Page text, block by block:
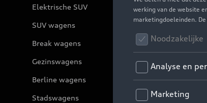
Elektrische SUV
SUV wagens
Break wagens
Gezinswagens
Berline wagens
Stadswagens